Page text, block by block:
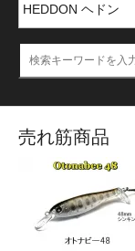
売れ筋商品